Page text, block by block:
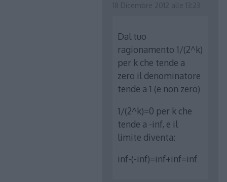
Dal tuo
ragionamento 1/(2^k)
per k che tende a
zero il denominatore
tende a 1 (e non zero)
1/(2^k)=0 per k che
tende a -inf, e il
limite diventa:
inf-(-inf)=inf+inf=inf